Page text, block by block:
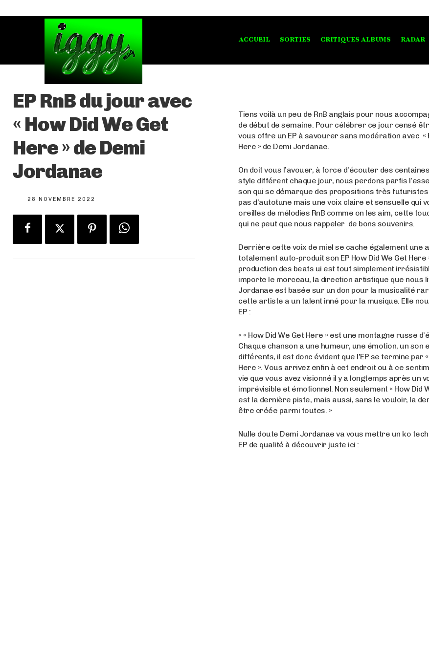
ACCUEIL SORTIES CRITIQUES ALBUMS RADAR
EP RnB du jour avec
« How Did We Get
Here » de Demi
Jordanae
28 NOVEMBRE 2022
Tiens voilà un peu de RnB anglais pour nous
de début de semaine. Pour célébrer ce jour censé
vous offre un EP à savourer sans modération avec «
Here » de Demi Jordanae.
On doit vous l’avouer, à force d’écouter des
style différent chaque jour, nous perdons parfis
son qui se démarque des propositions très futuristes
pas d’autotune mais une voix claire et sensuelle qui
oreilles de mélodies RnB comme on les aim, cette
qui ne peut que nous rappeler de bons souvenirs.
Derrière cette voix de miel se cache également une
totalement auto-produit son EP How Did We Get Here
production des beats ui est tout simplement
importe le morceau, la direction artistique que nous
Jordanae est basée sur un don pour la musicalité
cette artiste a un talent inné pour la musique. Elle
EP :
« « How Did We Get Here » est une montagne russe
Chaque chanson a une humeur, une émotion, un son
différents, il est donc évident que l’EP se termine par
Here ». Vous arrivez enfin à cet endroit ou à ce
vie que vous avez visionné il y a longtemps après un
imprévisible et émotionnel. Non seulement « How Did
est la dernière piste, mais aussi, sans le vouloir, la
être créée parmi toutes. »
Nulle doute Demi Jordanae va vous mettre un ko
EP de qualité à découvrir juste ici :